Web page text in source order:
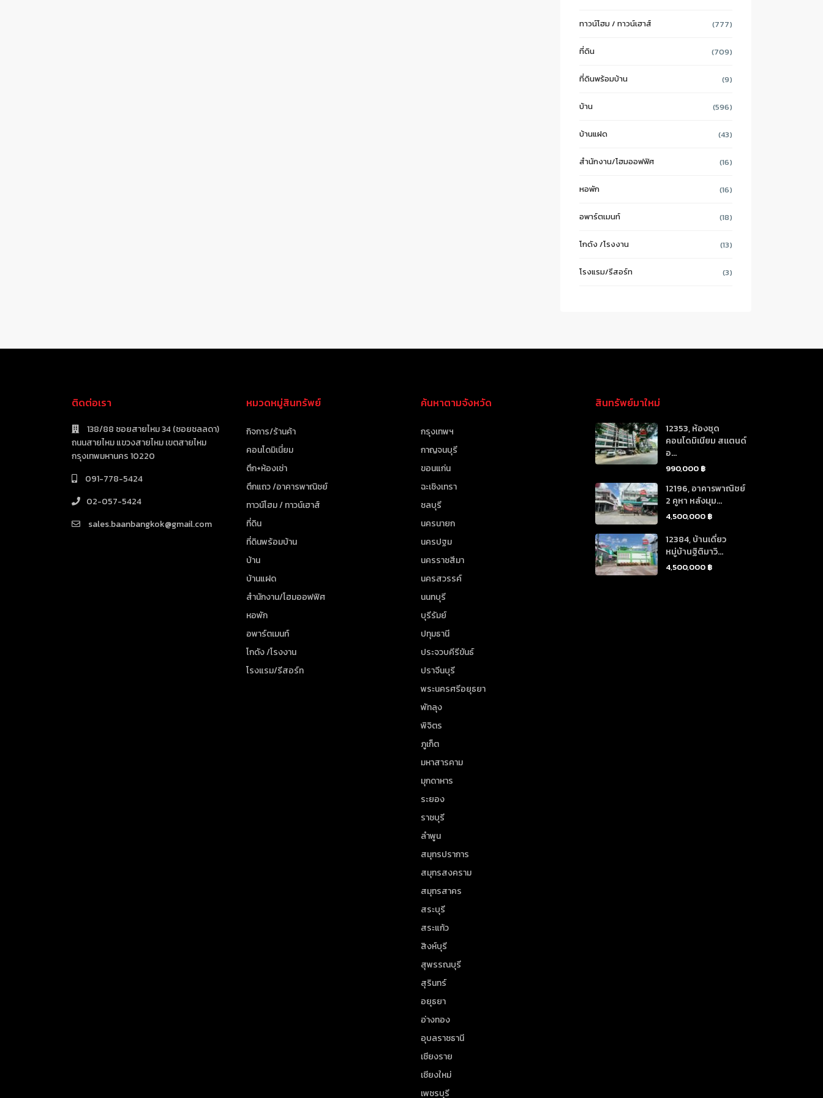
ทาวน์โฮม / ทาวน์เฮาส์ (777)
ที่ดิน (709)
ที่ดินพร้อมบ้าน (9)
บ้าน (596)
บ้านแฝด (43)
สำนักงาน/โฮมออฟฟิศ (16)
หอพัก (16)
อพาร์ตเมนท์ (18)
โกดัง /โรงงาน (13)
โรงแรม/รีสอร์ท (3)
ติดต่อเรา
138/88 ซอยสายไหม 34 (ซอยชลลดา)
ถนนสายไหม แขวงสายไหม เขตสายไหม
กรุงเทพมหานคร 10220
091-778-5424
02-057-5424
sales.baanbangkok@gmail.com
หมวดหมู่สินทรัพย์
กิจการ/ร้านค้า
คอนโดมิเนี่ยม
ตึก+ห้องเช่า
ตึกแถว /อาคารพาณิชย์
ทาวน์โฮม / ทาวน์เฮาส์
ที่ดิน
ที่ดินพร้อมบ้าน
บ้าน
บ้านแฝด
สำนักงาน/โฮมออฟฟิศ
หอพัก
อพาร์ตเมนท์
โกดัง /โรงงาน
โรงแรม/รีสอร์ท
ค้นหาตามจังหวัด
กรุงเทพฯ
กาญจนบุรี
ขอนแก่น
ฉะเชิงเทรา
ชลบุรี
นครนายก
นครปฐม
นครราชสีมา
นครสวรรค์
นนทบุรี
บุรีรัมย์
ปทุมธานี
ประจวบคีรีขันธ์
ปราจีนบุรี
พระนครศรีอยุธยา
พัทลุง
พิจิตร
ภูเก็ต
มหาสารคาม
มุกดาหาร
ระยอง
ราชบุรี
ลำพูน
สมุทรปราการ
สมุทรสงคราม
สมุทรสาคร
สระบุรี
สระแก้ว
สิงห์บุรี
สุพรรณบุรี
สุรินทร์
อยุธยา
อ่างทอง
อุบลราชธานี
เชียงราย
เชียงใหม่
เพชรบุรี
สินทรัพย์มาใหม่
12353, ห้องชุด
คอนโดมิเนียม สแตนด์
อ...
990,000 ฿
12196, อาคารพาณิชย์
2 คูหา หลังมุม...
4,500,000 ฿
12384, บ้านเดี่ยว
หมู่บ้านฐิติมาวิ...
4,500,000 ฿